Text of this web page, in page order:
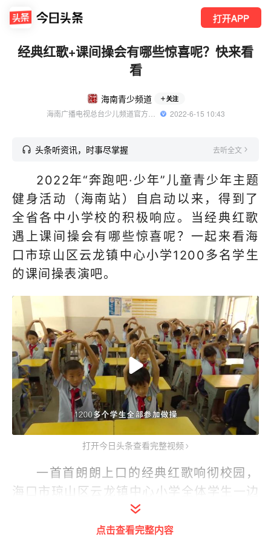
打开APP
经典红歌+课间操会有哪些惊喜呢？快来看
看
海南青少频道 关注
  2022-6-15 10:43
头条听资讯，时事尽掌握 去听全文
2022年“奔跑吧·少年”儿童青少年主题
健身活动（海南站）自启动以来，得到了
全省各中小学校的积极响应。当经典红歌
遇上课间操会有哪些惊喜呢？一起来看海
口市琼山区云龙镇中心小学1200多名学生
的课间操表演吧。
打开今日头条查看完整视频
一首首朗朗上口的经典红歌响彻校园，
海口市琼山区云龙镇中心小学全体学生一边
哼唱经典旋律，一边在教室里舒展肢体做起
课间操，举手投足间充分展示出学生们朝气
点击查看完整内容